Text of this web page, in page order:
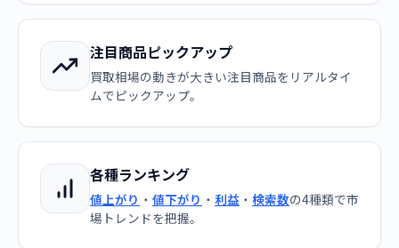
注目商品ピックアップ
買取相場の動きが大きい注目商品をリアルタイ
ムでピックアップ。
各種ランキング
値上がり ・ 値下がり ・ 利益 ・ 検索数の4種類で市
場トレンドを把握。